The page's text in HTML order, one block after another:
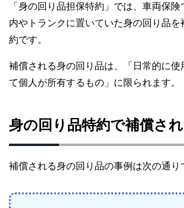
「身の回り品担保特約」では、車両保
内やトランクに置いていた身の回り品を
約です。
補償される身の回り品は、「日常的に使
て個人が所有するもの」に限られます。
身の回り品特約で補償さ
補償される身の回り品の事例は次の通り